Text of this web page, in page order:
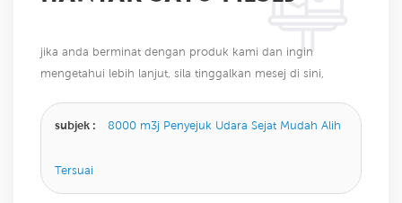
jika anda berminat dengan produk kami dan ingin
mengetahui lebih lanjut, sila tinggalkan mesej di sini,
subjek : 8000 m3j Penyejuk Udara Sejat Mudah Alih
Tersuai